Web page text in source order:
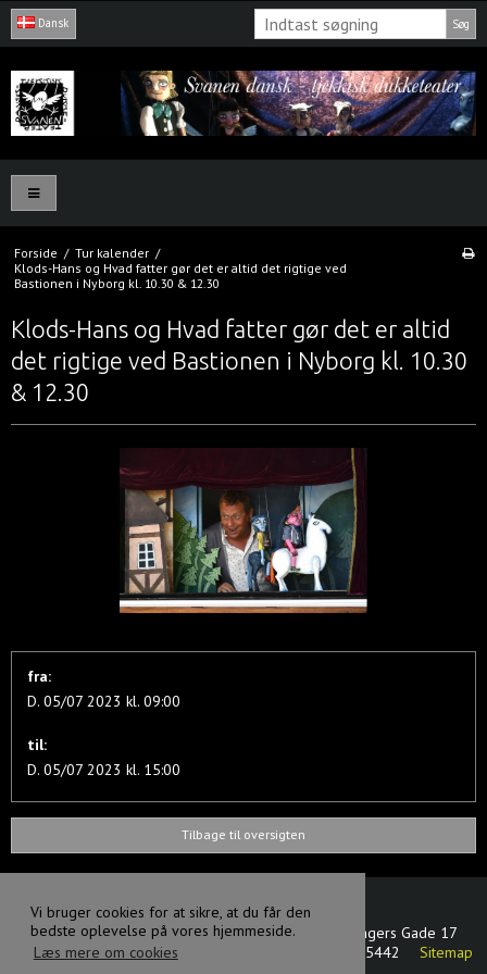
Vi bruger cookies for at sikre, at du får den
bedste oplevelse på vores hjemmeside.
Læs mere om cookies
Dansk Søg
Forside / Tur kalender /
Klods-Hans og Hvad fatter gør det er altid det rigtige ved
Bastionen i Nyborg kl. 10.30 & 12.30
Klods-Hans og Hvad fatter gør det er altid
det rigtige ved Bastionen i Nyborg kl. 10.30
& 12.30
fra:
D. 05/07 2023 kl. 09:00
til:
D. 05/07 2023 kl. 15:00
Tilbage til oversigten
Svanen dansk - tjekkisk dukketeater
Oluf Bagers Gade 17
5000 Odense C
Danmark 17875442
Sitemap